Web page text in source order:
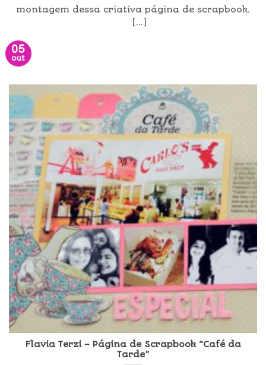
montagem dessa criativa página de scrapbook.
[...]
05
out
Flavia Terzi – Página de Scrapbook “Café da
Tarde”